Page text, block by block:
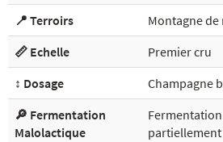
📍 Terroirs
Montagne de
📏 Echelle
Premier cru
↕️ Dosage
Champagne
🔎 Fermentation
Malolactique
partiellement